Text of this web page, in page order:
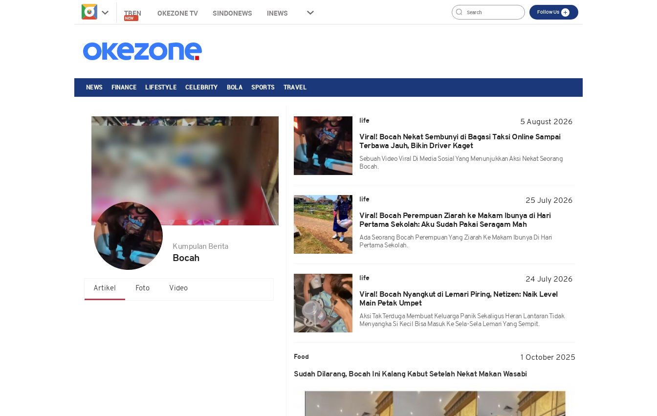
TREN
NEW
OKEZONE TV SINDONEWS INEWS Follow Us
NEWS FINANCE LIFESTYLE CELEBRITY BOLA SPORTS TRAVEL
Kumpulan Berita
Bocah
Artikel Foto Video
life
5 August 2026
Viral! Bocah Nekat Sembunyi di Bagasi Taksi Online Sampai
Terbawa Jauh, Bikin Driver Kaget
Sebuah Video Viral Di Media Sosial Yang Menunjukkan Aksi Nekat Seorang
Bocah.
life
25 July 2026
Viral! Bocah Perempuan Ziarah ke Makam Ibunya di Hari
Pertama Sekolah: Aku Sudah Pakai Seragam Mah
Ada Seorang Bocah Perempuan Yang Ziarah Ke Makam Ibunya Di Hari
Pertama Sekolah.
life
24 July 2026
Viral! Bocah Nyangkut di Lemari Piring, Netizen: Naik Level
Main Petak Umpet
Aksi Tak Terduga Membuat Keluarga Panik Sekaligus Heran Lantaran Tidak
Menyangka Si Kecil Bisa Masuk Ke Sela-Sela Lemari Yang Sempit.
Food 1 October 2025
Sudah Dilarang, Bocah Ini Kalang Kabut Setelah Nekat Makan Wasabi